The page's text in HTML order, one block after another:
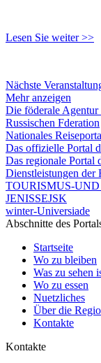
Lesen Sie weiter >>
Nächste
Mehr anzeigen
Die föderale
Russischen Fderation
Nationales
Das offizielle Portal
Das regionale Portal
Dienstleistungen der
TOURISMUS-
JENISSEJSK
winter-Universiade
Abschnitte des
Startseite
Wo zu bleiben
Was zu sehen
Wo zu essen
Nuetzliches
Über die
Kontakte
Kontakte